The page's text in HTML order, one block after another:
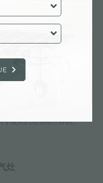
气。Foster®新型燃气灶
远高于欧洲标准。此
更大的功率。从安全角
统，保证定位正确、清
令棱角的清洁格外容易。
灶